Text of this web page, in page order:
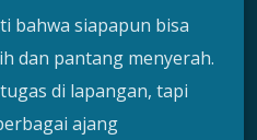
bahwa siapapun bisa
dan pantang menyerah.
di lapangan, tapi
ajang